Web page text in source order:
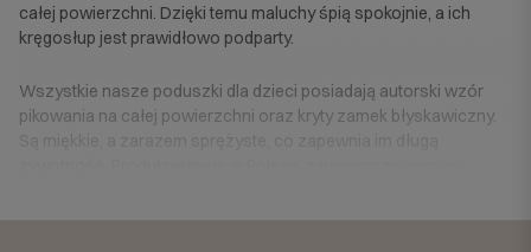
całej powierzchni. Dzięki temu maluchy śpią spokojnie, a ich
kręgosłup jest prawidłowo podparty.
Wszystkie nasze poduszki dla dzieci posiadają autorski wzór
pikowania na całej powierzchni oraz kryty zamek błyskawiczny.
alergii. Nasze poduszki dla dzieci to doskonałe rozwiązanie dla